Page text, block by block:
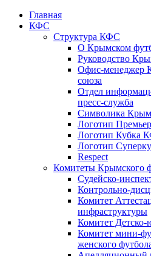
Главная
КФС
Структура КФС
О Крымском
Руководство
Офис-менеджер
союза
Отдел
пресс-служба
Символика
Логотип
Логотип Кубка
Логотип
Respect
Комитеты Крымского
Судейско-
Контрольно-
Комитет
инфраструктуры
Комитет Детско-
Комитет мини-
женского